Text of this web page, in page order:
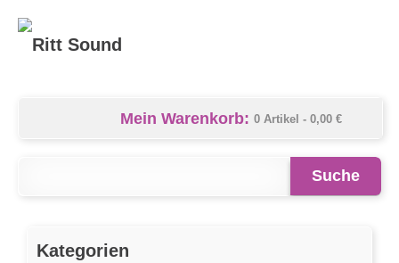
Mein Warenkorb: 0 Artikel - 0,00 €
Suche
Kategorien